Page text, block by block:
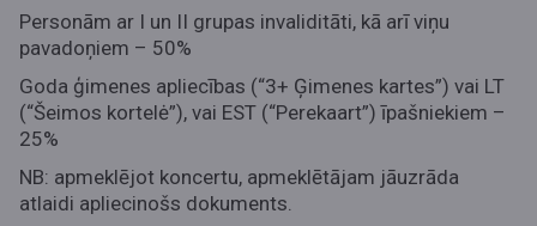
Personām ar I un II grupas invaliditāti, kā arī viņu
pavadoņiem – 50%
Goda ģimenes apliecības (“3+ Ģimenes kartes”) vai LT
(“Šeimos kortelė”), vai EST (“Perekaart”) īpašniekiem –
25%
NB: apmeklējot koncertu, apmeklētājam jāuzrāda
atlaidi apliecinošs dokuments.